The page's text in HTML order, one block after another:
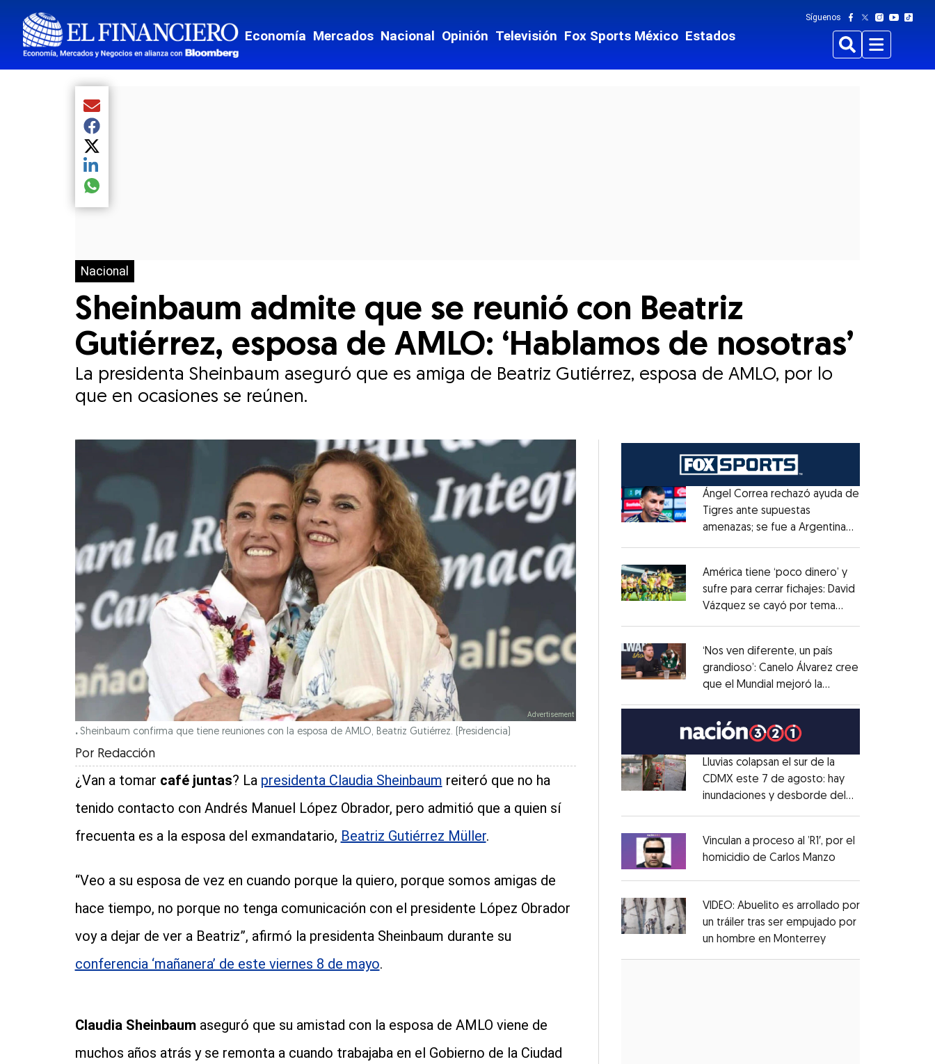
Economía Mercados Nacional Opinión Televisión Fox Sports México Estados
Síguenos
BuscarMenu
Nacional
Sheinbaum admite que se reunió con Beatriz
Gutiérrez, esposa de AMLO: ‘Hablamos de nosotras’
La presidenta Sheinbaum aseguró que es amiga de Beatriz Gutiérrez, esposa de AMLO, por lo
que en ocasiones se reúnen.
Compartir el artículo actual mediante Email
Compartir el artículo actual mediante Facebook
Compartir el artículo actual mediante Twitter
Compartir el artículo actual mediante LinkedIn
Compartir el artículo actual mediante global.social-whatsapp
. Sheinbaum confirma que tiene reuniones con la esposa de AMLO, Beatriz Gutiérrez. (Presidencia)
Por Redacción
¿Van a tomar café juntas? La presidenta Claudia Sheinbaum reiteró que no ha
tenido contacto con Andrés Manuel López Obrador, pero admitió que a quien sí
frecuenta es a la esposa del exmandatario, Beatriz Gutiérrez Müller.
“Veo a su esposa de vez en cuando porque la quiero, porque somos amigas de
hace tiempo, no porque no tenga comunicación con el presidente López Obrador
voy a dejar de ver a Beatriz”, afirmó la presidenta Sheinbaum durante su
conferencia ‘mañanera’ de este viernes 8 de mayo.
Claudia Sheinbaumaseguró que su amistad con la esposa de AMLO viene de
muchos años atrás y se remonta a cuando trabajaba en el Gobierno de la Ciudad
Opens in new window
Ángel Correa rechazó ayuda de
Tigres ante supuestas
amenazas; se fue a Argentina
Opens in new window
América tiene ‘poco dinero’ y
sufre para cerrar fichajes: David
Vázquez se cayó por tema
Opens in new window
‘Nos ven diferente, un país
grandioso’: Canelo Álvarez cree
que el Mundial mejoró la
Opens in new window
Lluvias colapsan el sur de la
CDMX este 7 de agosto: hay
inundaciones y desborde del
Opens in new window
Vinculan a proceso al ’R1′, por el
homicidio de Carlos Manzo
Opens in new window
VIDEO: Abuelito es arrollado por
un tráiler tras ser empujado por
un hombre en MonterreyOpens in new